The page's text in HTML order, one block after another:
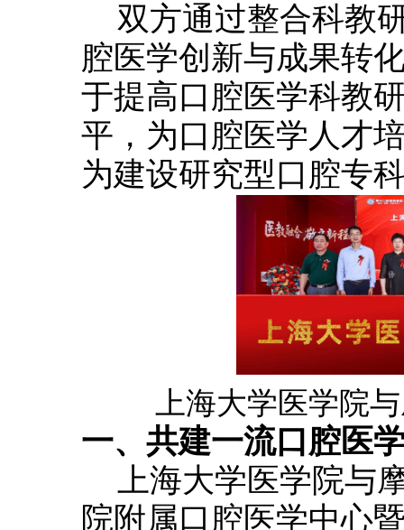
双方通过整合科教
腔医学创新与成果转
于提高口腔医学科教
平，为口腔医学人才
为建设研究型口腔专
上海大学医学院
一、共建一流口腔医
上海大学医学院与
院附属口腔医学中心